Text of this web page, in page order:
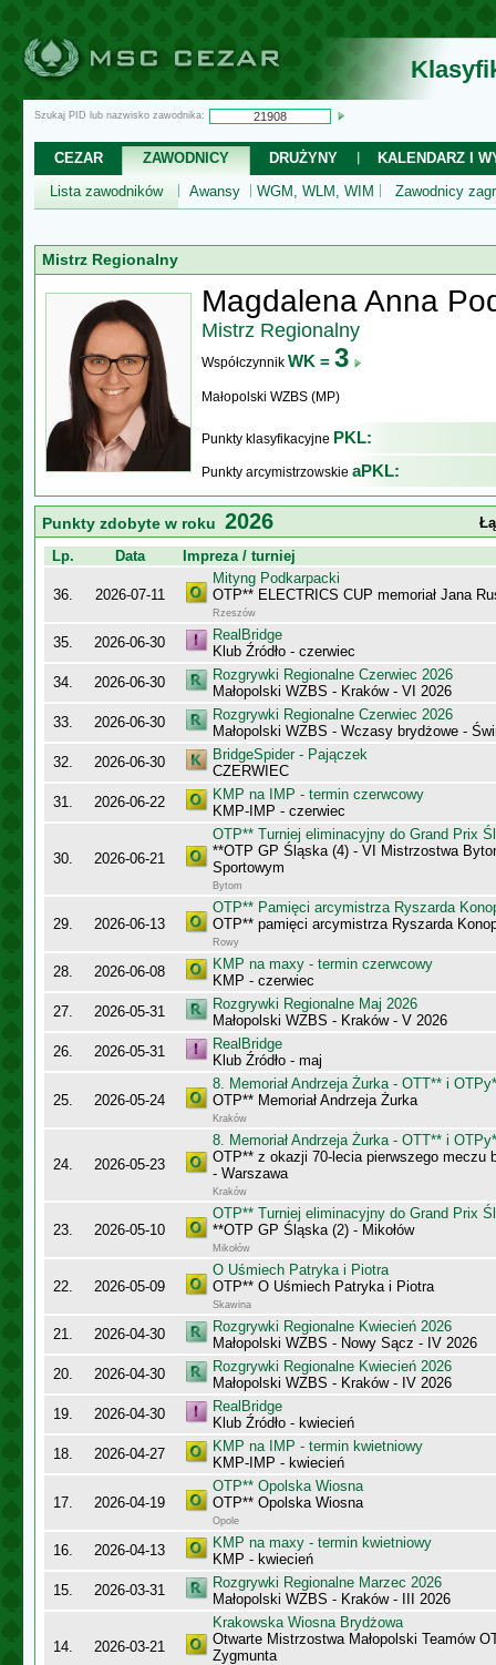
Szukaj PID lub nazwisko zawodnika:
CEZAR ZAWODNICY DRUŻYNY
KALENDARZ I
Lista zawodników
Awansy WGM, WLM, WIM Zawodnicy
Mistrz Regionalny
Magdalena Anna
Mistrz Regionalny
Współczynnik WK = 3
Małopolski WZBS (MP)
Punkty klasyfikacyjne PKL:
Punkty arcymistrzowskie aPKL:
Punkty zdobyte w roku 2026
Lp.
Data Impreza / turniej
36. 2026-07-11
Mityng Podkarpacki
OTP** ELECTRICS CUP memoriał Jana
Rzeszów
35. 2026-06-30
RealBridge
Klub Źródło - czerwiec
34.
2026-06-30
Rozgrywki Regionalne Czerwiec 2026
Małopolski WZBS - Kraków - VI 2026
33.
2026-06-30
Rozgrywki Regionalne Czerwiec 2026
Małopolski WZBS - Wczasy brydżowe -
32.
2026-06-30
BridgeSpider - Pajączek
CZERWIEC
31.
2026-06-22
KMP na IMP - termin czerwcowy
KMP-IMP - czerwiec
30. 2026-06-21
OTP** Turniej eliminacyjny do Grand Prix
**OTP GP Śląska (4) - VI Mistrzostwa
Sportowym
Bytom
29. 2026-06-13
OTP** Pamięci arcymistrza Ryszarda
OTP** pamięci arcymistrza Ryszarda
Rowy
28. 2026-06-08
KMP na maxy - termin czerwcowy
KMP - czerwiec
27.
2026-05-31
Rozgrywki Regionalne Maj 2026
Małopolski WZBS - Kraków - V 2026
26.
2026-05-31
RealBridge
Klub Źródło - maj
25. 2026-05-24
8. Memoriał Andrzeja Żurka - OTT** i
OTP** Memoriał Andrzeja Żurka
Kraków
24. 2026-05-23
8. Memoriał Andrzeja Żurka - OTT** i
OTP** z okazji 70-lecia pierwszego meczu
- Warszawa
Kraków
23. 2026-05-10
OTP** Turniej eliminacyjny do Grand Prix
**OTP GP Śląska (2) - Mikołów
Mikołów
22. 2026-05-09
O Uśmiech Patryka i Piotra
OTP** O Uśmiech Patryka i Piotra
Skawina
21. 2026-04-30
Rozgrywki Regionalne Kwiecień 2026
Małopolski WZBS - Nowy Sącz - IV 2026
20.
2026-04-30
Rozgrywki Regionalne Kwiecień 2026
Małopolski WZBS - Kraków - IV 2026
19.
2026-04-30
RealBridge
Klub Źródło - kwiecień
18.
2026-04-27
KMP na IMP - termin kwietniowy
KMP-IMP - kwiecień
17. 2026-04-19
OTP** Opolska Wiosna
OTP** Opolska Wiosna
Opole
16. 2026-04-13
KMP na maxy - termin kwietniowy
KMP - kwiecień
15.
2026-03-31
Rozgrywki Regionalne Marzec 2026
Małopolski WZBS - Kraków - III 2026
14. 2026-03-21
Krakowska Wiosna Brydżowa
Otwarte Mistrzostwa Małopolski Teamów
Zygmunta